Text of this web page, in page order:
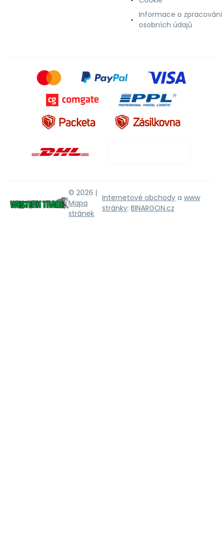
Informace o zpracování
osobních údajů
© 2026 |
Mapa
stránek
Internetové obchody a www
stránky: BINARGON.cz